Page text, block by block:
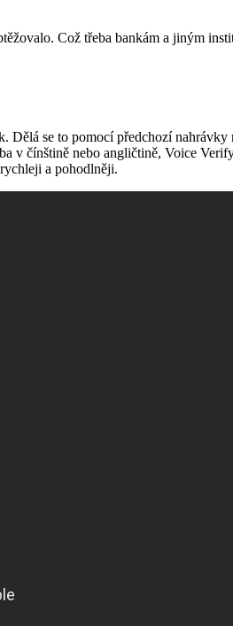
Což třeba bankám a jiným
se to pomocí předchozí nahrávky
v čínštině nebo angličtině, Voice
a pohodlněji.